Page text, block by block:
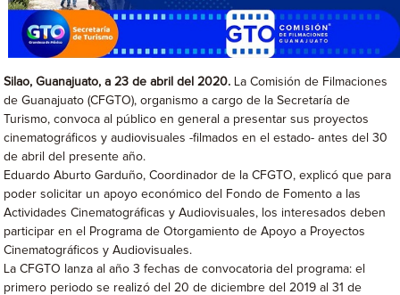
Silao, Guanajuato, a 23 de abril del 2020. La Comisión de Filmaciones
de Guanajuato (CFGTO), organismo a cargo de la Secretaría de
Turismo, convoca al público en general a presentar sus proyectos
cinematográficos y audiovisuales -filmados en el estado- antes del 30
de abril del presente año.
Eduardo Aburto Garduño, Coordinador de la CFGTO, explicó que para
poder solicitar un apoyo económico del Fondo de Fomento a las
Actividades Cinematográficas y Audiovisuales, los interesados deben
participar en el Programa de Otorgamiento de Apoyo a Proyectos
Cinematográficos y Audiovisuales.
La CFGTO lanza al año 3 fechas de convocatoria del programa: el
primero periodo se realizó del 20 de diciembre del 2019 al 31 de